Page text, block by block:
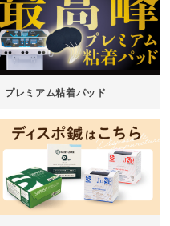
プレミアム粘着パッド